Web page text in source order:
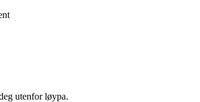
utenfor løypa.